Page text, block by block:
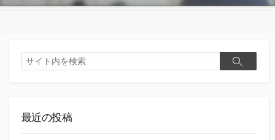
検
索
検
最近の投稿